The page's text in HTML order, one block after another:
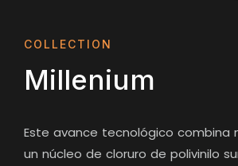
COLLECTION
Millenium
Este avance tecnológico combina
un núcleo de cloruro de polivinilo